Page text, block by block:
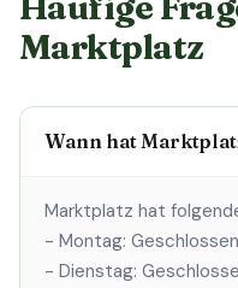
Marktplatz
Wann hat
Marktplatz hat
- Montag: Geschlossen
- Dienstag: